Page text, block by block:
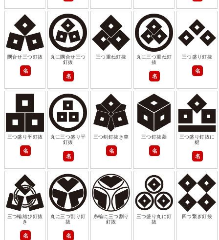
隅合せ三つ釘抜
名
丸に隅合せ三つ
釘抜
名
三つ重ね釘抜
丸に三つ重ね釘
抜
名
三つ盛り釘抜
名
三つ盛り平釘抜
名
丸に三つ盛り平
釘抜
名
三つ剣釘抜き車
名
三つ釘抜菱
名
三つ盛り釘抜に
梃
名
三つ輪結び釘抜
き
名
丸に三つ割り釘
抜
名
糸輪に三つ割り
釘抜
三つ盛り丸に釘
抜
四つ繋ぎ釘抜